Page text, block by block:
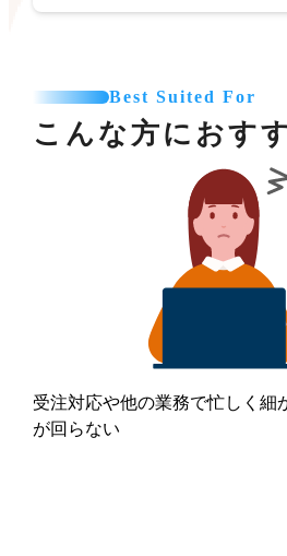
Best Suited For
こんな方におす
受注対応や他の業務で忙しく細
が回らない